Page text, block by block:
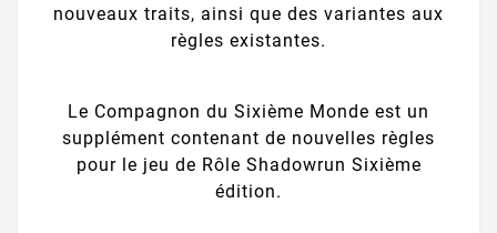
nouveaux traits, ainsi que des variantes aux
règles existantes.
Le Compagnon du Sixième Monde est un
supplément contenant de nouvelles règles
pour le jeu de Rôle Shadowrun Sixième
édition.